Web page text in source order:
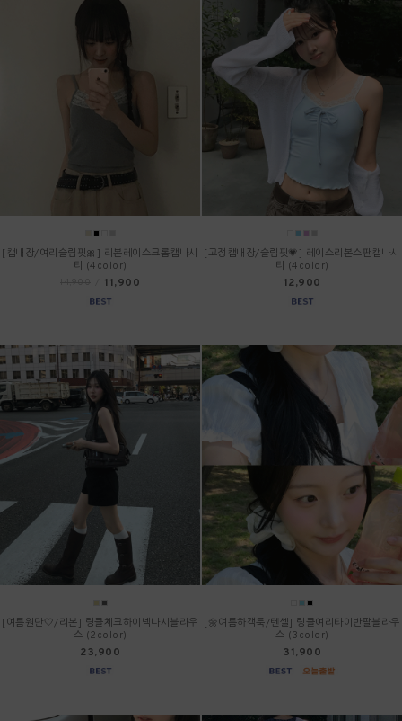
[캡내장/여리슬림핏🎀] 리본레이스크롭캡나시
티 (4color)
11,900
[고정캡내장/슬림핏💗] 레이스리본스판캡나시
티 (4color)
12,900
[여름원단🤍/리본] 링클체크하이넥나시블라우
스 (2color)
23,900
[🌼여름하객룩/텐셀] 링클여리타이반팔블라우
스 (3color)
31,900